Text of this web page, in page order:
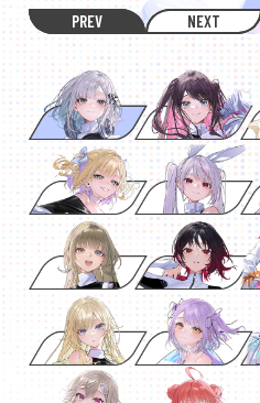
PREV NEXT